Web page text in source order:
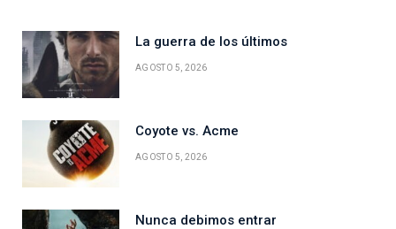
La guerra de los últimos
AGOSTO 5, 2026
Coyote vs. Acme
AGOSTO 5, 2026
Nunca debimos entrar